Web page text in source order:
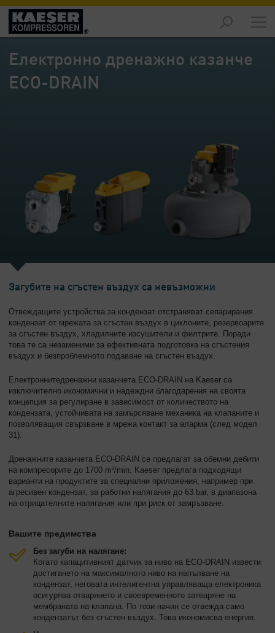
Продукти
-
Преглед
Решения
Компания
Преглед
Електронно дренажно казанче
ECO-DRAIN
Загубите на сгъстен въздух са невъзможни
Отвеждащите устройства за кондензат отстраняват сепарирания
кондензат от мрежата за сгъстен въздух в циклоните, резервоарите
за сгъстен въздух, хладилните изсушители и филтрите. Поради
това те са незаменими за ефективната подготовка на сгъстения
въздух и безпроблемното подаване на сгъстен въздух.
Електроннитедренажни казанчета ECO-DRAIN на Kaeser са
изключително икономични и надеждни благодарения на своята
концепция за регулиране в зависимост от количеството на
кондензата, устойчивата на замърсяване механика на клапаните и
позволяващия свързване в мрежа контакт за аларма (след модел
31).
Дренажните казанчета ECO-DRAIN се предлагат за обемни дебити
на компресорите до 1700 m³/min. Kaeser предлага подходящи
варианти на продуктите за специални приложения, например при
агресивен кондензат, за работни налягания до 63 bar, в диапазона
на отрицателните налягания или при риск от замръзване.
Вашите предимства
Без загуби на налягане:
Когато капацитивният датчик за ниво на ECO-DRAIN извести
достигането на максималното ниво на напълване на
кондензат, неговата интелигентна управляваща електроника
осигурява отварянето и своевременното затваряне на
мембраната на клапана. По този начин се отвежда само
кондензатът без сгъстен въздух. Това икономисва енергия.